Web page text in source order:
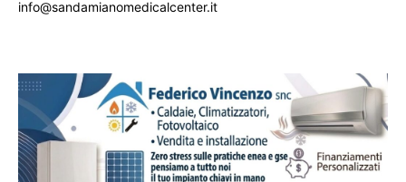
info@sandamianomedicalcenter.it